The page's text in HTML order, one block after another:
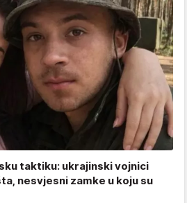
taktiku: ukrajinski vojnici
nesvjesni zamke u koju su